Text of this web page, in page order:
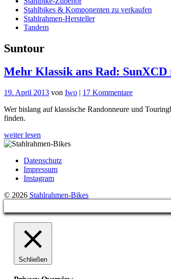
Stahlbikes & Komponenten zu verkaufen
Stahlrahmen-Hersteller
Tandem
Suntour
Mehr Klassik ans Rad: SunXCD
19. April 2013 von Iwo | 17 Kommentarezu
Klassik
Wer bislang auf klassische Randonneure und
finden.
weiter lesen
Datenschutz
Impressum
Instagram
© 2026 Stahlrahmen-Bikes
Schließen